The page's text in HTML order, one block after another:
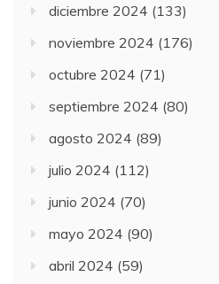
diciembre 2024 (133)
noviembre 2024 (176)
octubre 2024 (71)
septiembre 2024 (80)
agosto 2024 (89)
julio 2024 (112)
junio 2024 (70)
mayo 2024 (90)
abril 2024 (59)